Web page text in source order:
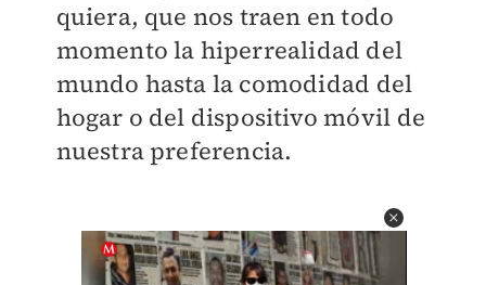
quiera, que nos traen en todo
momento la hiperrealidad del
mundo hasta la comodidad del
hogar o del dispositivo móvil de
nuestra preferencia.